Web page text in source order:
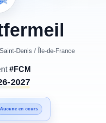
Denis / Île-de-France
#FCM
2027
Aucune en cours